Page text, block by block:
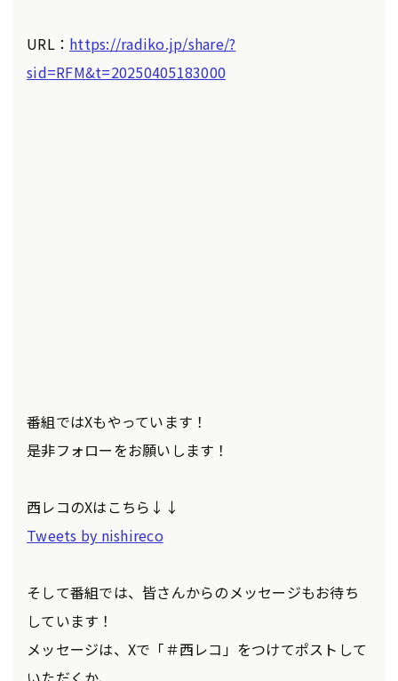
URL： https://radiko.jp/share/?
sid=RFM&t=20250405183000
番組ではXもやっています！
是非フォローをお願いします！
西レコのXはこちら↓↓
Tweets by nishireco
そして番組では、皆さんからのメッセージもお待ち
しています！
メッセージは、Xで「＃西レコ」をつけてポストして